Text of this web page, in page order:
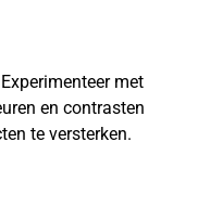
met
en contrasten
te versterken.